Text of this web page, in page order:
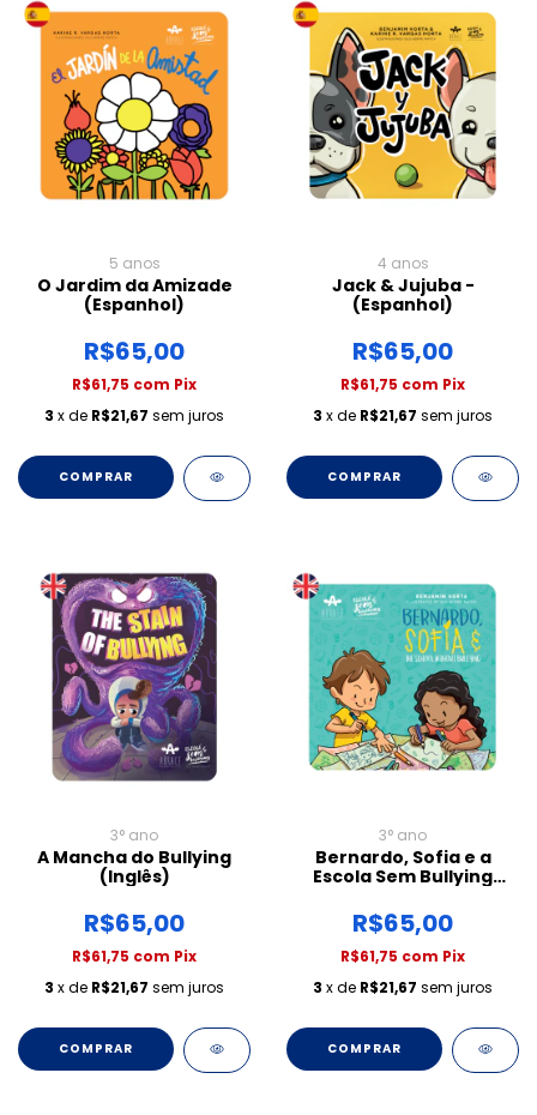
5 anos
O Jardim da Amizade
(Espanhol)
R$65,00
R$61,75 com Pix
3 x de R$21,67 sem juros
COMPRAR
4 anos
Jack & Jujuba -
(Espanhol)
R$65,00
R$61,75 com Pix
3 x de R$21,67 sem juros
COMPRAR
3° ano
A Mancha do Bullying
(Inglês)
R$65,00
R$61,75 com Pix
3 x de R$21,67 sem juros
COMPRAR
3° ano
Bernardo, Sofia e a
Escola Sem Bullying
R$65,00
R$61,75 com Pix
3 x de R$21,67 sem juros
COMPRAR